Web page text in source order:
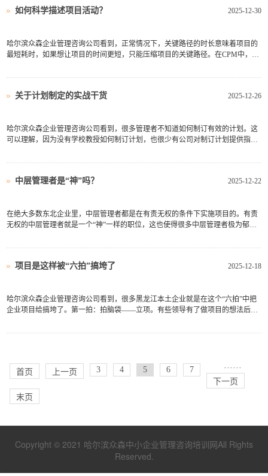
2025-12-30
如何科学描述项目活动？
哈尔滨众森企业管理咨询公司看到，正常情况下，关键路径的时长意味着项目的
最短耗时，如果想让项目的时间更短，只能压缩项目的关键路径。在CPM中，可
个简短且唯一的活动名称或标志。（2）活动持续时间（duration，DU），指活动
2025-12-26
关于计划制定的实战干货
哈尔滨众森企业管理咨询公司看到，很多管理者不知道如何制订有效的计划。这
可以理解，因为没有学校教授如何制订计划，也很少有公司对制订计划提供指导
助。（1）对计划进行计划。把大家协调起来制订计划，总是很困难的。应该对
2025-12-22
中层管理者是“神”吗？
在绝大多数东北企业里，中层管理者都是在有责无权的条件下实施项目的。有责
无权的中层管理者就是一个“神”一样的职位，这也使得很多中层管理者极为郁
却要安排团队成员干活，自然是不被成员待见的。其次，他时不时要跟职能部门
2025-12-18
项目是这样被“六拍”搞垮了
哈尔滨众森企业管理咨询公司看到，很多黑龙江本土企业就是在这个“六拍”中把
企业项目给搞垮了。第一拍：拍脑袋——立项。有些领导有了做项目的想法后，
拍：拍肩膀——任命项目经理。启动会议上，为了鼓舞士气、调动项目经理的积
首页 上一页 ···
3 4 5 6 7
···
下一页
末页
Copyright © 2021 哈尔滨众森中小企业管理咨询培训网All Rights
Reserved.